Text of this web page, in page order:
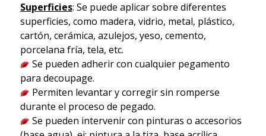
Superficies: Se puede aplicar sobre diferentes
superficies, como madera, vidrio, metal, plástico,
cartón, cerámica, azulejos, yeso, cemento,
porcelana fría, tela, etc.
Se pueden adherir con cualquier pegamento
para decoupage.
Permiten levantar y corregir sin romperse
durante el proceso de pegado.
Se pueden intervenir con pinturas o accesorios